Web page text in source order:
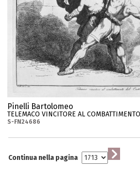
Pinelli Bartolomeo
TELEMACO VINCITORE AL
S-FN24686
Continua nella pagina